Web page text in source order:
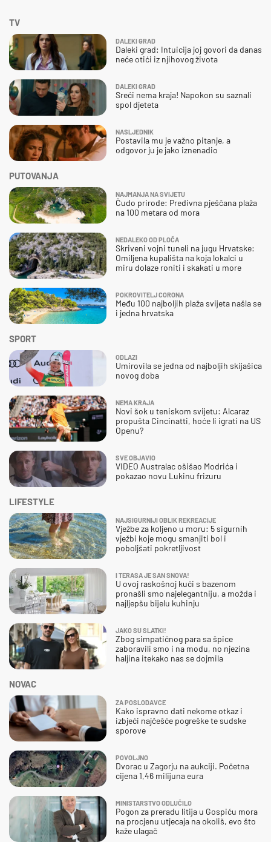
SPORT
ODLAZI
Umirovila se jedna od najboljih skijašica
novog doba
NEMA KRAJA
Novi šok u teniskom svijetu: Alcaraz
propušta Cincinatti, hoće li igrati na US
Openu?
SVE OBJAVIO
VIDEO Australac ošišao Modrića i
pokazao novu Lukinu frizuru
TV
DALEKI GRAD
Daleki grad: Intuicija joj govori da danas
neće otići iz njihovog života
DALEKI GRAD
Sreći nema kraja! Napokon su saznali
spol djeteta
NASLJEDNIK
Postavila mu je važno pitanje, a
odgovor ju je jako iznenadio
PUTOVANJA
NAJMANJA NA SVIJETU
Čudo prirode: Predivna pješčana plaža
na 100 metara od mora
NEDALEKO OD PLOČA
Skriveni vojni tuneli na jugu Hrvatske:
Omiljena kupališta na koja lokalci u
miru dolaze roniti i skakati u more
POKROVITELJ CORONA
Među 100 najboljih plaža svijeta našla se
i jedna hrvatska
NOVAC
ZA POSLODAVCE
Kako ispravno dati nekome otkaz i
izbjeći najčešće pogreške te sudske
sporove
POVOLJNO
Dvorac u Zagorju na aukciji. Početna
cijena 1,46 milijuna eura
MINISTARSTVO ODLUČILO
Pogon za preradu litija u Gospiću mora
na procjenu utjecaja na okoliš, evo što
kaže ulagač
LIFESTYLE
NAJSIGURNIJI OBLIK REKREACIJE
Vježbe za koljeno u moru: 5 sigurnih
vježbi koje mogu smanjiti bol i
poboljšati pokretljivost
I TERASA JE SAN SNOVA!
U ovoj raskošnoj kući s bazenom
pronašli smo najelegantniju, a možda i
najljepšu bijelu kuhinju
JAKO SU SLATKI!
Zbog simpatičnog para sa špice
zaboravili smo i na modu, no njezina
haljina itekako nas se dojmila